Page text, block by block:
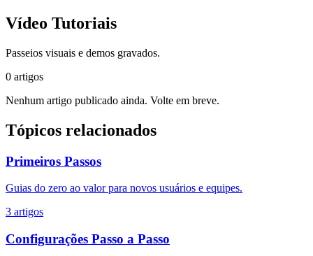
Vídeo Tutoriais
Passeios visuais e demos gravados.
0 artigos
Nenhum artigo publicado ainda. Volte em breve.
Tópicos relacionados
Primeiros Passos
Guias do zero ao valor para novos usuários e equipes.
3 artigos
Configurações Passo a Passo